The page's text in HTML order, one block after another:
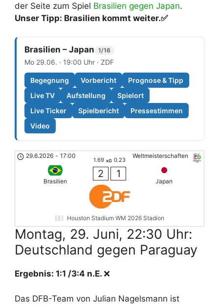
der Seite zum Spiel Brasilien gegen Japan.
Unser Tipp: Brasilien kommt weiter.✅
Brasilien – Japan 1/16
Mo 29.06. · 19:00 Uhr · ZDF
Begegnung Vorbericht
Prognose & Tipp
Live TV
Aufstellung
Spielort
Live Ticker
Spielbericht
Pressestimmen
Video
Weltmeisterschaften
29.6.2026 - 17:00
Brasilien
1.69 xG 0.23
2 1
Japan
Houston Stadium WM 2026 Stadion
Montag, 29. Juni, 22:30 Uhr:
Deutschland gegen Paraguay
Ergebnis: 1:1 /3:4 n.E. ❌
Das DFB-Team von Julian Nagelsmann ist